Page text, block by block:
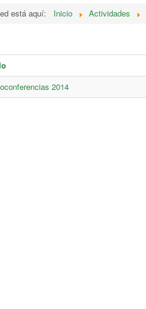
está aquí: Inicio Actividades
2014